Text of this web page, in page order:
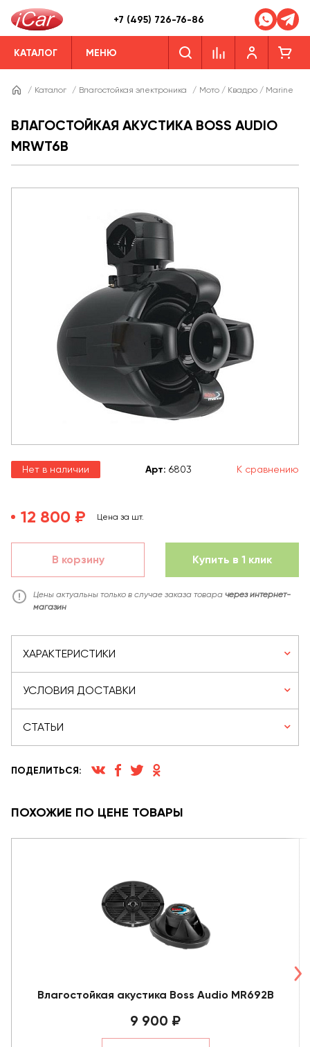
+7 (495) 726-76-86
КАТАЛОГ МЕНЮ
/ Каталог / Влагостойкая электроника / Мото / Квадро / Marine
ВЛАГОСТОЙКАЯ АКУСТИКА BOSS AUDIO
MRWT6B
Нет в наличии Арт: 6803 К сравнению
12 800 ₽ Цена за шт.
В корзину Купить в 1 клик
Цены актуальны только в случае заказа товара через интернет-
магазин
ХАРАКТЕРИСТИКИ
УСЛОВИЯ ДОСТАВКИ
СТАТЬИ
ПОДЕЛИТЬСЯ:
ПОХОЖИЕ ПО ЦЕНЕ ТОВАРЫ
Влагостойкая акустика Boss Audio MR692B
9 900 ₽